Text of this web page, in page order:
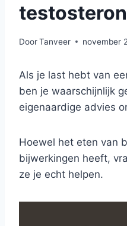
DoorTanveer november
Als je last hebt van
ben je waarschijnlijk
eigenaardige advies
Hoewel het eten van
bijwerkingen heeft,
ze je echt helpen.